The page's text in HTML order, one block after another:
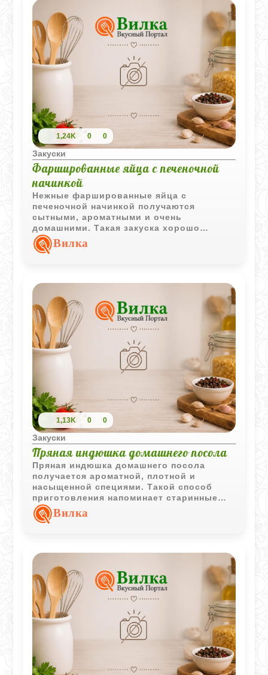
1,24K 0 0
Закуски
Фаршированные яйца с печеночной
начинкой
Нежные фаршированные яйца с
печеночной начинкой получаются
сытными, ароматными и очень
домашними. Такая закуска хорошо
подходит для праздничного стола и
классической холодной подачи.
Вилка
1,13K 0 0
Закуски
Пряная индюшка домашнего посола
Пряная индюшка домашнего посола
получается ароматной, плотной и
насыщенной специями. Такой способ
приготовления напоминает старинные
мясные закуски, которые отлично
подходят для праздничной нарезки и
Вилка